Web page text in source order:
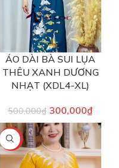
ÁO DÀI BÀ SUI LỤA
THÊU XANH DƯƠNG
NHẠT (XDL4-XL)
500,000₫ 300,000₫
-40%